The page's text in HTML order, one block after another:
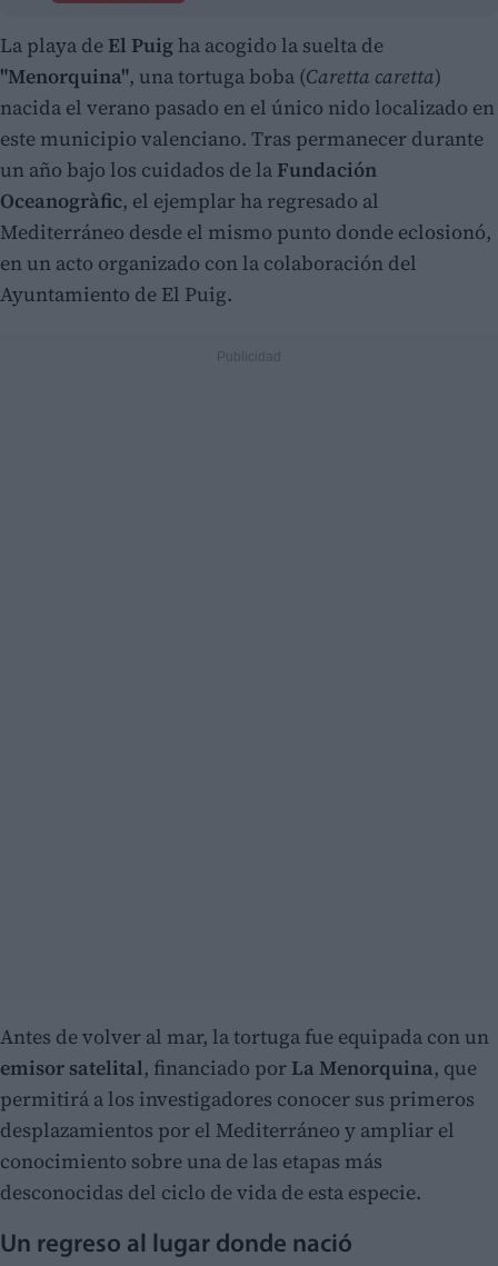
La playa de El Puig ha acogido la suelta de
"Menorquina", una tortuga boba (Caretta caretta)
nacida el verano pasado en el único nido localizado en
este municipio valenciano. Tras permanecer durante
un año bajo los cuidados de la Fundación
Oceanogràfic, el ejemplar ha regresado al
Mediterráneo desde el mismo punto donde eclosionó,
en un acto organizado con la colaboración del
Ayuntamiento de El Puig.
Antes de volver al mar, la tortuga fue equipada con un
emisor satelital, financiado por La Menorquina, que
permitirá a los investigadores conocer sus primeros
desplazamientos por el Mediterráneo y ampliar el
conocimiento sobre una de las etapas más
desconocidas del ciclo de vida de esta especie.
Un regreso al lugar donde nació